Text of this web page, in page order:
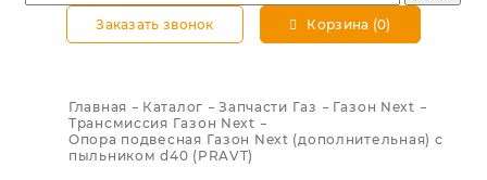
Заказать звонок Корзина (0)
Главная Каталог Запчасти Газ
Газон Next
Трансмиссия Газон Next
Опора подвесная Газон Next (дополнительная) с
пыльником d40 (PRAVT)